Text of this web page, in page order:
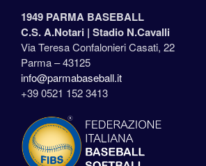
1949 PARMA BASEBALL
C.S. A.Notari | Stadio N.Cavalli
Via Teresa Confalonieri Casati, 22
Parma – 43125
info@parmabaseball.it
+39 0521 152 3413